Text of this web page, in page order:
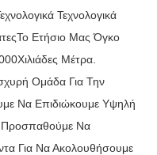
Τεχνολογικά
Ετήσιο Μας Όγκο
Μέτρα.
Ομάδα Για Την
Να Επιδιώκουμε Υψηλή
Προσπαθούμε Να
Για Να Ακολουθήσουμε